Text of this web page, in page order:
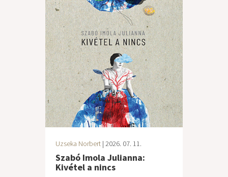
Uzseka Norbert | 2026. 07. 11.
Szabó Imola Julianna:
Kivétel a nincs